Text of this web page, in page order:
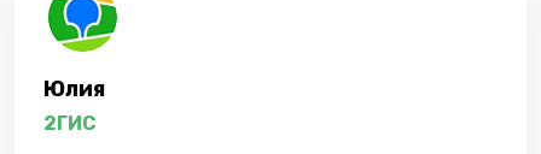
Юлия
2ГИС